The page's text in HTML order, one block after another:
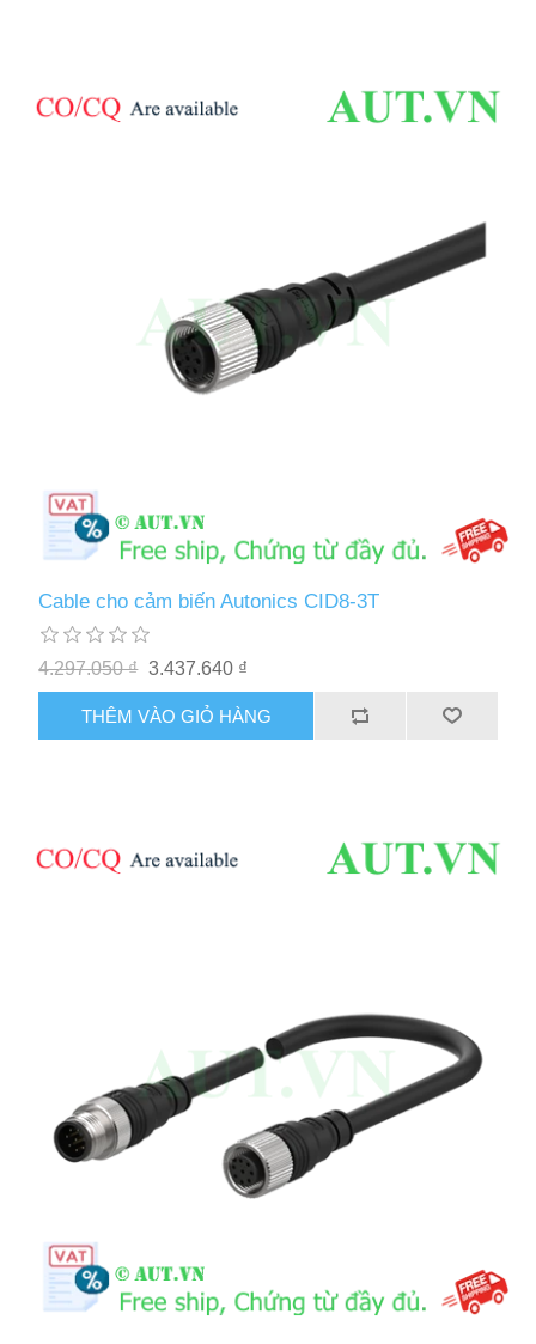
Cable cho cảm biến Autonics CID8-3T
4.297.050 ₫ 3.437.640 ₫
THÊM VÀO GIỎ HÀNG